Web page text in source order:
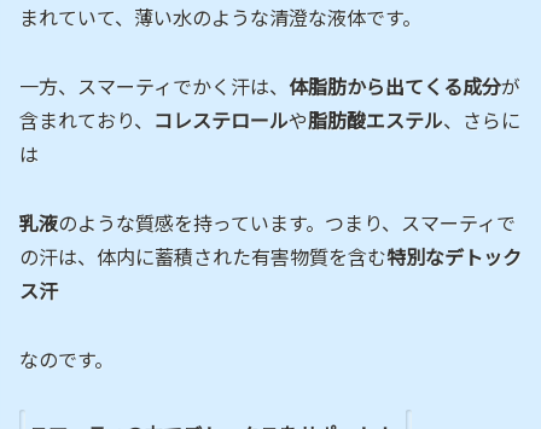
まれていて、薄い水のような清澄な液体です。
一方、スマーティでかく汗は、 体脂肪から出てくる成分が
含まれており、 コレステロールや脂肪酸エステル、さらに
は
乳液のような質感を持っています。つまり、スマーティで
の汗は、体内に蓄積された有害物質を含む特別なデトック
ス汗
なのです。